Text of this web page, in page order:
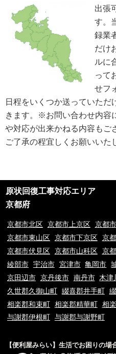
人情報保護が効果的に実施されるよう
を継続して改善します。
個人情報の取扱いに関する問い合わせ
当方所定の窓口にて、合理的な範囲で
[お問い合わせ先]
便利屋みらい
お問い合わせ方法： メールフォーム
お問い合わせ電話番号：お客様（ご
は、遅滞なく電話番号の開示を行いま
※業務の性質上、サイトに掲載はして
※以上の方針を改定することがありま
ブページにて通知致します。
ご利用規約
①ご訪問予約後のご訪問前のキャンセ
③荒天（大雨・大雪・強風など）の場
合もございます。あらかじめご了承下
下見をさせて頂くにあたり下見料とし
⑤下見当日に作業が出来ない場合は下
す。また下見にお伺いした作業員が承
場合も、5,500円(税込)を申し受けます
⑥料金提示について、お電話やメッセ
ムは一切お受け付けておりません。※
って料金が変動するため
⑦9時00分～20時00分以外の出張をご
⑧当サイトはお客様に登録業者を紹介
を負いかねますのでご了承の程宜しく
に契約をして下さい。
出張
す。
録業
だけ
ルに
って
せフ
日程をいくつか送っていただ
きます。※お問い合わせ内容
や対応が出来かねる内容もご
ご了承の程宜しくお願いいた
原状回復工事対応エリア
京都府
京都市北区 京都市上京区 京都
京都市東山区 京都市下京区 京
京都市伏見区 京都市山科区 京
綾部市 宇治市 宮津市 亀岡市
京田辺市 京丹後市 南丹市 木津
久世郡久御山町 綴喜郡井手町
相楽郡和束町 相楽郡精華町 相
与謝郡伊根町 与謝郡与謝野町
【便利屋みらい】生活でお困りの